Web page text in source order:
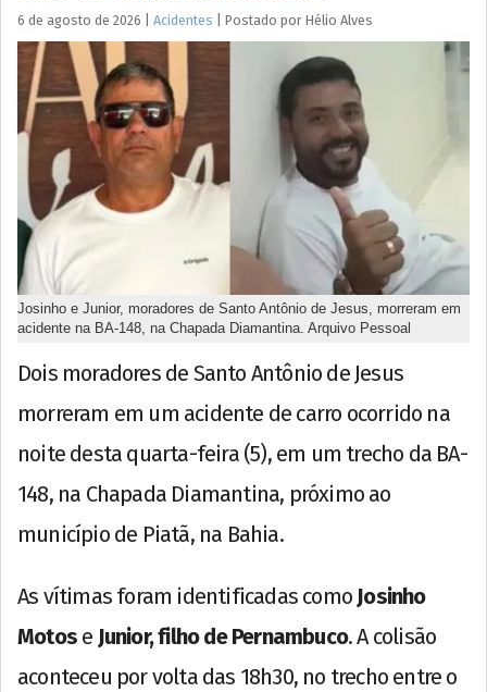
6 de agosto de 2026 Acidentes Postado por Hélio Alves
Josinho e Junior, moradores de Santo Antônio de Jesus, morreram em
acidente na BA-148, na Chapada Diamantina. Arquivo Pessoal
Dois moradores de Santo Antônio de Jesus
morreram em um acidente de carro ocorrido na
noite desta quarta-feira (5), em um trecho da BA-
148, na Chapada Diamantina, próximo ao
município de Piatã, na Bahia.
As vítimas foram identificadas como Josinho
Motos e Junior, filho de Pernambuco. A colisão
aconteceu por volta das 18h30, no trecho entre o